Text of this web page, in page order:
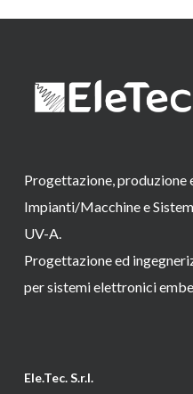
Progettazione, produzione
Impianti/Macchine e
UV-A.
Progettazione ed
per sistemi elettronici
Ele.Tec. S.r.l.